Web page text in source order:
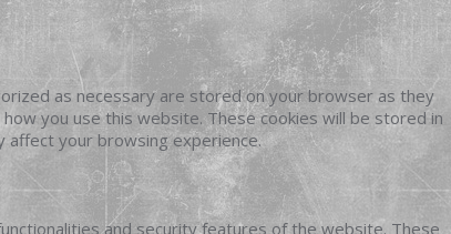
as necessary are stored on your browser as they
you use this website. These cookies will be stored in
your browsing experience.
and security features of the website. These